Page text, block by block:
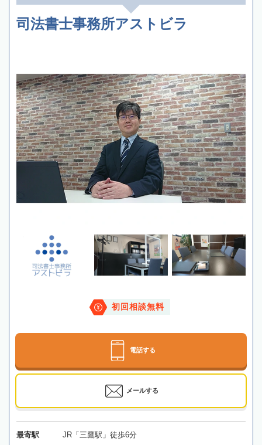
司法書士事務所アストビラ
初回相談無料
電話する
メールする
最寄駅 JR「三鷹駅」徒歩6分